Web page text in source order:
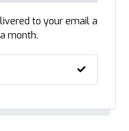
to your email a
month.